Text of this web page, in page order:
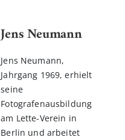
Jens Neumann
Jens Neumann,
Jahrgang 1969, erhielt
seine
Fotografenausbildung
am Lette-Verein in
Berlin und arbeitet